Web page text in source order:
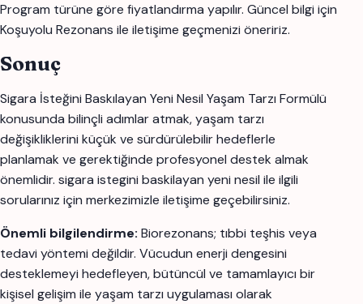
Program türüne göre fiyatlandırma yapılır. Güncel bilgi için
Koşuyolu Rezonans ile iletişime geçmenizi öneririz.
Sonuç
Sigara İsteğini Baskılayan Yeni Nesil Yaşam Tarzı Formülü
konusunda bilinçli adımlar atmak, yaşam tarzı
değişikliklerini küçük ve sürdürülebilir hedeflerle
planlamak ve gerektiğinde profesyonel destek almak
önemlidir. sigara istegini baskilayan yeni nesil ile ilgili
sorularınız için merkezimizle iletişime geçebilirsiniz.
Önemli bilgilendirme: Biorezonans; tıbbi teşhis veya
tedavi yöntemi değildir. Vücudun enerji dengesini
desteklemeyi hedefleyen, bütüncül ve tamamlayıcı bir
kişisel gelişim ile yaşam tarzı uygulaması olarak